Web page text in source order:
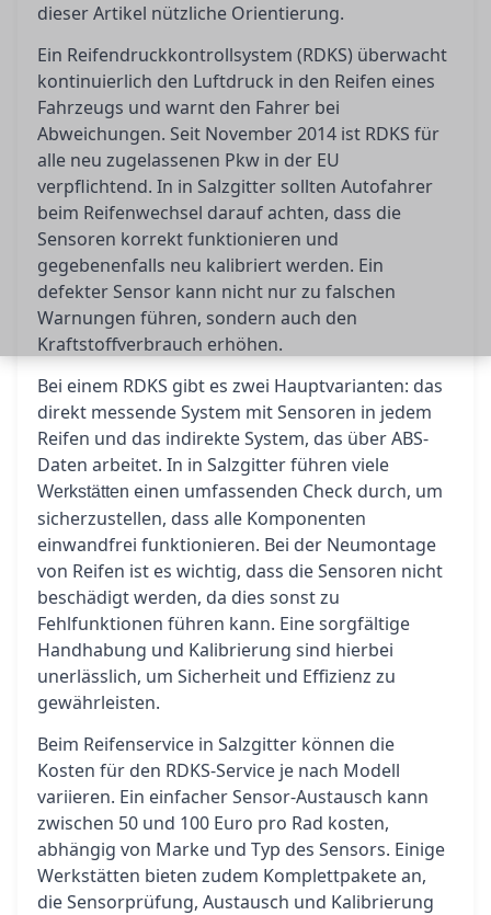
dieser Artikel nützliche Orientierung.
Ein Reifendruckkontrollsystem (RDKS) überwacht
kontinuierlich den Luftdruck in den Reifen eines
Fahrzeugs und warnt den Fahrer bei
Abweichungen. Seit November 2014 ist RDKS für
alle neu zugelassenen Pkw in der EU
verpflichtend. In in Salzgitter sollten Autofahrer
beim Reifenwechsel darauf achten, dass die
Sensoren korrekt funktionieren und
gegebenenfalls neu kalibriert werden. Ein
defekter Sensor kann nicht nur zu falschen
Warnungen führen, sondern auch den
Kraftstoffverbrauch erhöhen.
Bei einem RDKS gibt es zwei Hauptvarianten: das
direkt messende System mit Sensoren in jedem
Reifen und das indirekte System, das über ABS-
Daten arbeitet. In in Salzgitter führen viele
Werkstätten einen umfassenden Check durch, um
sicherzustellen, dass alle Komponenten
einwandfrei funktionieren. Bei der Neumontage
von Reifen ist es wichtig, dass die Sensoren nicht
beschädigt werden, da dies sonst zu
Fehlfunktionen führen kann. Eine sorgfältige
Handhabung und Kalibrierung sind hierbei
unerlässlich, um Sicherheit und Effizienz zu
gewährleisten.
Beim Reifenservice in Salzgitter können die
Kosten für den RDKS-Service je nach Modell
variieren. Ein einfacher Sensor-Austausch kann
zwischen 50 und 100 Euro pro Rad kosten,
abhängig von Marke und Typ des Sensors. Einige
Werkstätten bieten zudem Komplettpakete an,
die Sensorprüfung, Austausch und Kalibrierung